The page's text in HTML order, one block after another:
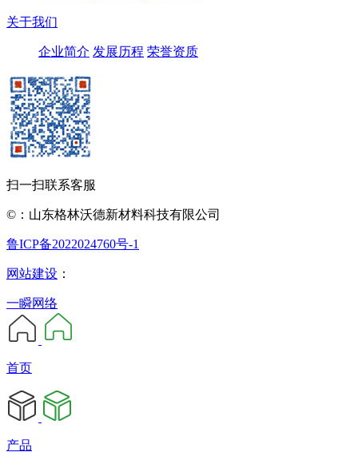
关于我们
企业简介 发展历程 荣誉资质
扫一扫联系客服
©：山东格林沃德新材料科技有限公司
鲁ICP备2022024760号-1
网站建设 ：
一瞬网络
首页
产品